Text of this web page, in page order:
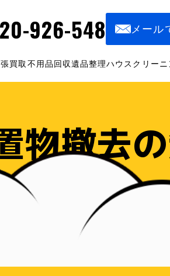
926-548 メール
買取 不用品回収遺品整理ハウスクリーニ
物撤去
ス開始